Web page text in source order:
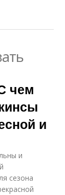
чем
и
и
сезона